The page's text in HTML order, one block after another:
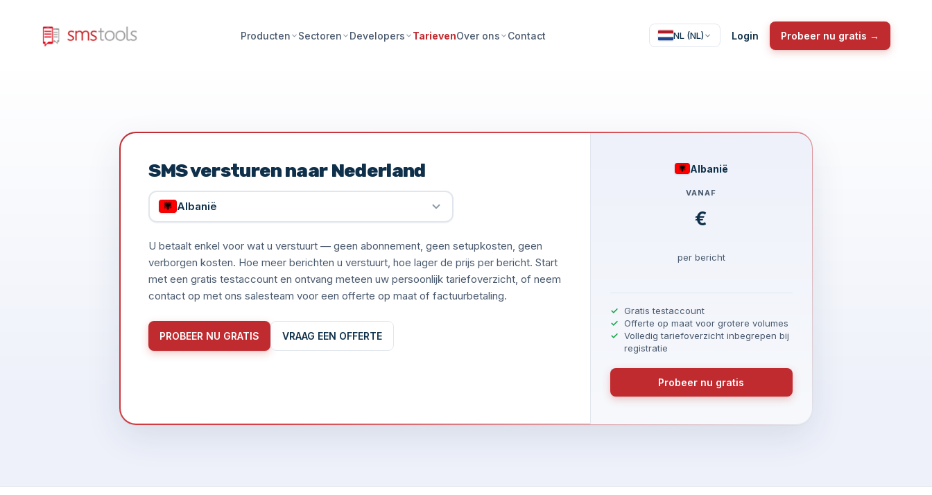
Producten Sectoren Developers TarievenOver ons Contact NL (NL) Login Probeer nu gratis →
SMS versturen naar Nederland
Albanië
U betaalt enkel voor wat u verstuurt — geen abonnement, geen setupkosten, geen
verborgen kosten. Hoe meer berichten u verstuurt, hoe lager de prijs per bericht. Start
met een gratis testaccount en ontvang meteen uw persoonlijk tariefoverzicht, of neem
contact op met ons salesteam voor een offerte op maat of factuurbetaling.
PROBEER NU GRATIS VRAAG EEN OFFERTE
Albanië
VANAF
€
per bericht
Gratis testaccount
Offerte op maat voor grotere volumes
Volledig tariefoverzicht inbegrepen bij
registratie
Probeer nu gratis